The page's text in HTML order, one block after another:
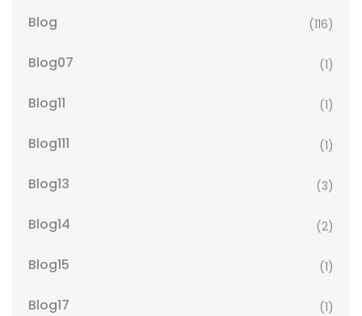
Blog (116)
Blog07 (1)
Blog11 (1)
Blog111 (1)
Blog13 (3)
Blog14 (2)
Blog15 (1)
Blog17 (1)